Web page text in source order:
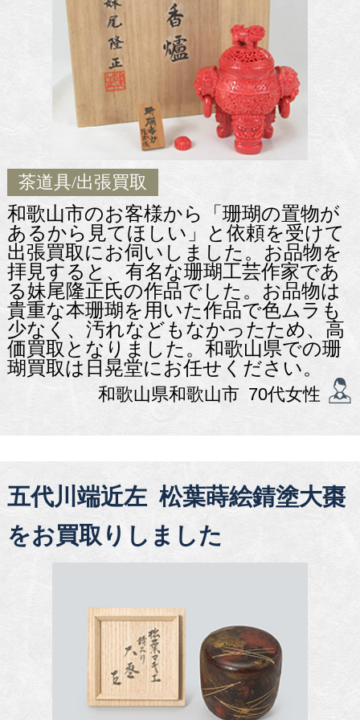
茶道具/出張買取
和歌山市のお客様から「珊瑚の置物が
あるから見てほしい」と依頼を受けて
出張買取にお伺いしました。お品物を
拝見すると、有名な珊瑚工芸作家であ
る妹尾隆正氏の作品でした。お品物は
貴重な本珊瑚を用いた作品で色ムラも
少なく、汚れなどもなかったため、高
価買取となりました。和歌山県での珊
瑚買取は日晃堂にお任せください。
和歌山県和歌山市 70代女性
五代川端近左 松葉蒔絵錆塗大棗
をお買取りしました